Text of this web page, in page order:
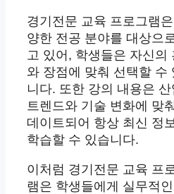
경기전문 교육 프로그램
양한 전공 분야를 대상으
고 있어, 학생들은 자신의
와 장점에 맞춰 선택할 수
니다. 또한 강의 내용은 산
트렌드와 기술 변화에 맞
데이트되어 항상 최신 정
학습할 수 있습니다.
이처럼 경기전문 교육 프
램은 학생들에게 실무적